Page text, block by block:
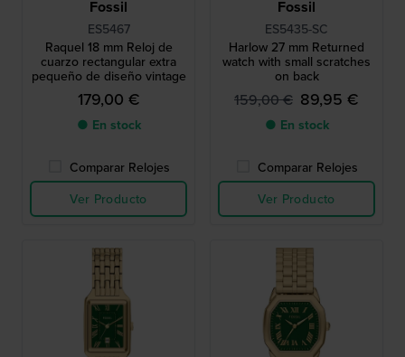
Fossil
ES5467
Raquel 18 mm Reloj de
cuarzo rectangular extra
pequeño de diseño vintage
179,00 €
● En stock
Comparar Relojes
Ver Producto
Fossil
ES5435-SC
Harlow 27 mm Returned
watch with small scratches
on back
159,00 € 89,95 €
● En stock
Comparar Relojes
Ver Producto